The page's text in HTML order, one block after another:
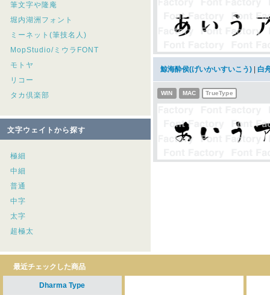
筆文字や隆庵
堀内湖洲フォント
ミーネット(筆技名人)
MopStudio/ミウラFONT
モトヤ
リコー
タカ倶楽部
文字ウェイトから探す
極細
中細
普通
中字
太字
超極太
鯨海酔侯(げいかいすいこう) 白
WIN MAC TrueType
最近チェックした商品
Dharma Type